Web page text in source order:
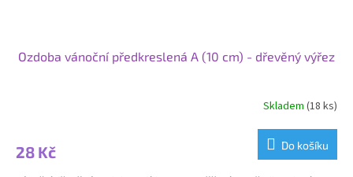
Ozdoba vánoční předkreslená A (10 cm) - dřevěný výřez
je
Skladem(18 ks)
28 Kč Do košíku